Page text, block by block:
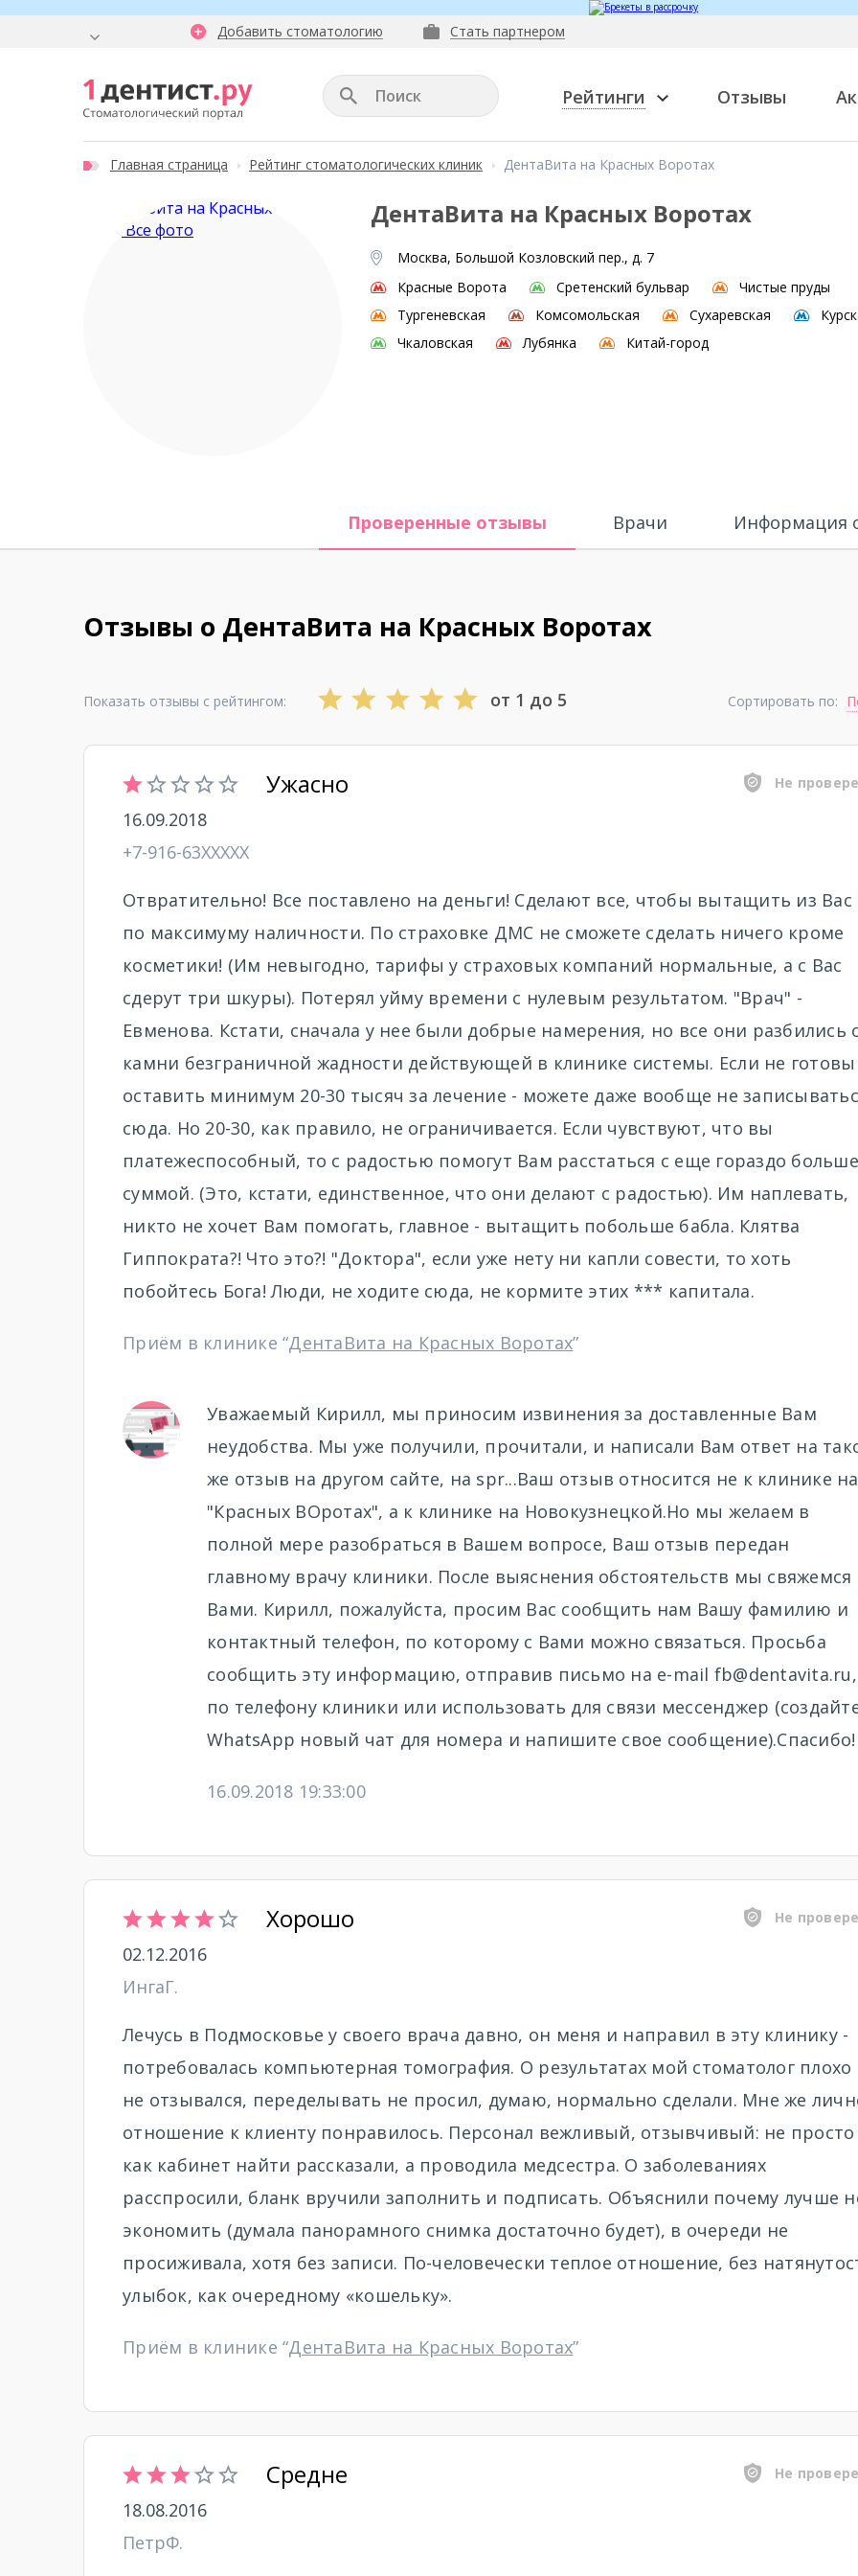
Добавить стоматологию Стать партнером
Рейтинги Отзывы
Главная страница Рейтинг стоматологических клиник ДентаВита на Красных Воротах
Все фото
ДентаВита на Красных Воротах
Москва, Большой Козловский пер., д. 7
Красные Ворота
Сретенский бульвар
Чистые пруды
Тургеневская
Комсомольская Сухаревская
Чкаловская
Лубянка Китай-город
Проверенные отзывы Врачи Информация
Отзывы о ДентаВита на Красных Воротах
Показать отзывы с рейтингом: от 1 до 5 Сортировать по:
Ужасно Не
16.09.2018
+7-916-63XXXXX
Отвратительно! Все поставлено на деньги! Сделают все, чтобы вытащить из Вас
по максимуму наличности. По страховке ДМС не сможете сделать ничего кроме
косметики! (Им невыгодно, тарифы у страховых компаний нормальные, а с Вас
сдерут три шкуры). Потерял уйму времени с нулевым результатом. "Врач" -
Евменова. Кстати, сначала у нее были добрые намерения, но все они разбились
камни безграничной жадности действующей в клинике системы. Если не готовы
оставить минимум 20-30 тысяч за лечение - можете даже вообще не
сюда. Но 20-30, как правило, не ограничивается. Если чувствуют, что вы
платежеспособный, то с радостью помогут Вам расстаться с еще гораздо
суммой. (Это, кстати, единственное, что они делают с радостью). Им наплевать,
никто не хочет Вам помогать, главное - вытащить побольше бабла. Клятва
Гиппократа?! Что это?! "Доктора", если уже нету ни капли совести, то хоть
побойтесь Бога! Люди, не ходите сюда, не кормите этих *** капитала.
Приём в клинике “ДентаВита на Красных Воротах”
Уважаемый Кирилл, мы приносим извинения за доставленные Вам
неудобства. Мы уже получили, прочитали, и написали Вам ответ на
же отзыв на другом сайте, на spr...Ваш отзыв относится не к клинике на
"Красных ВОротах", а к клинике на Новокузнецкой.Но мы желаем в
полной мере разобраться в Вашем вопросе, Ваш отзыв передан
главному врачу клиники. После выяснения обстоятельств мы свяжемся
Вами. Кирилл, пожалуйста, просим Вас сообщить нам Вашу фамилию и
контактный телефон, по которому с Вами можно связаться. Просьба
сообщить эту информацию, отправив письмо на e-mail fb@dentavita.ru,
по телефону клиники или использовать для связи мессенджер
WhatsApp новый чат для номера и напишите свое сообщение).Спасибо!
16.09.2018 19:33:00
Хорошо Не
02.12.2016
ИнгаГ.
Лечусь в Подмосковье у своего врача давно, он меня и направил в эту клинику -
потребовалась компьютерная томография. О результатах мой стоматолог плохо
не отзывался, переделывать не просил, думаю, нормально сделали. Мне же
отношение к клиенту понравилось. Персонал вежливый, отзывчивый: не просто
как кабинет найти рассказали, а проводила медсестра. О заболеваниях
расспросили, бланк вручили заполнить и подписать. Объяснили почему лучше
экономить (думала панорамного снимка достаточно будет), в очереди не
просиживала, хотя без записи. По-человечески теплое отношение, без
улыбок, как очередному «кошельку».
Приём в клинике “ДентаВита на Красных Воротах”
Средне Не
18.08.2016
ПетрФ.